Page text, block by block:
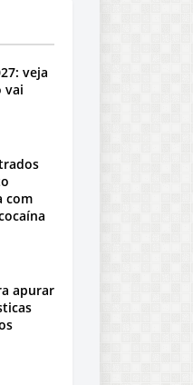
veja
vai
com
apurar